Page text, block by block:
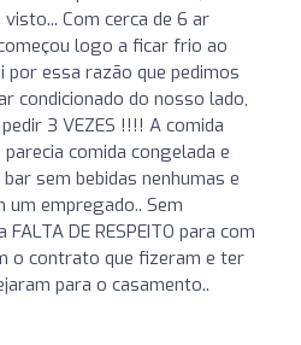
Com cerca de 6 ar
logo a ficar frio ao
essa razão que pedimos
condicionado do nosso lado,
3 VEZES !!!! A comida
comida congelada e
sem bebidas nenhumas e
empregado.. Sem
DE RESPEITO para com
o contrato que fizeram e ter
para o casamento..